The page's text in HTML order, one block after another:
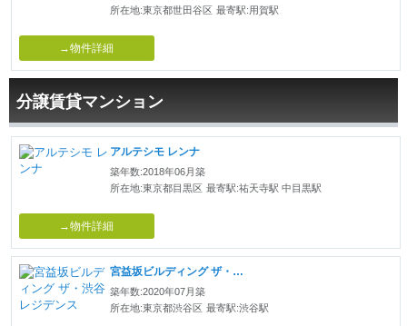
所在地:東京都世田谷区 最寄駅:用賀駅
→物件詳細
分譲賃貸マンション
アルテシモ レンナ
築年数:2018年06月築
所在地:東京都目黒区 最寄駅:祐天寺駅 中目黒駅
→物件詳細
宮益坂ビルディング ザ・渋谷レジデンス
築年数:2020年07月築
所在地:東京都渋谷区 最寄駅:渋谷駅